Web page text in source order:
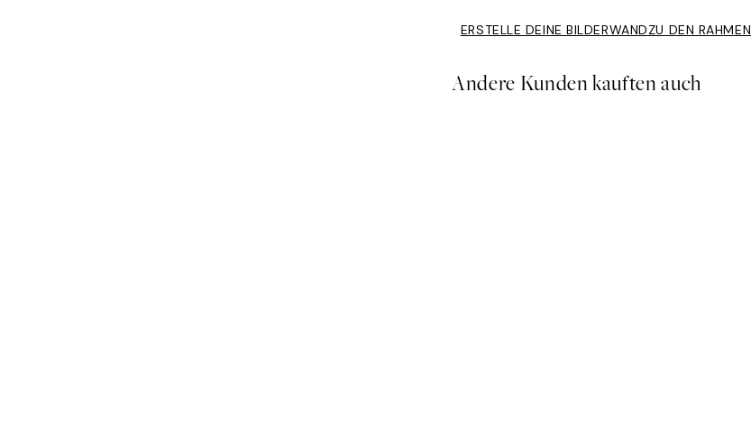
ERSTELLE DEINE BILDERWANDZU DEN RAHMEN
Andere Kunden kauften auch